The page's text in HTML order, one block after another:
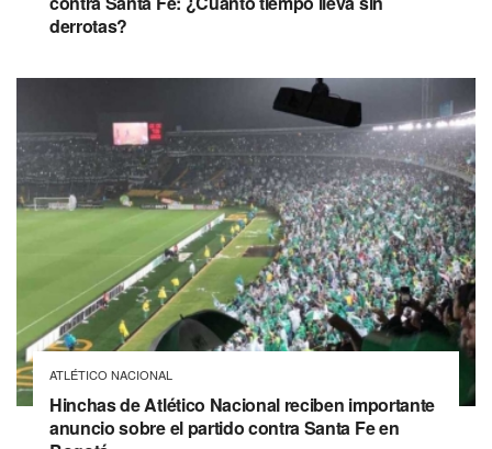
derrotas?
ATLÉTICO NACIONAL
Hinchas de Atlético Nacional reciben importante
anuncio sobre el partido contra Santa Fe en